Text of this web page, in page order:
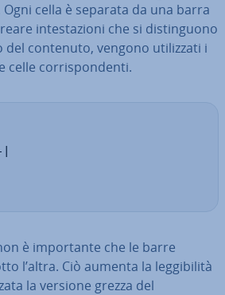
cella è separata da una barra
in­te­sta­zio­ni che si di­stin­guo­no
del contenuto, vengono uti­liz­za­ti i
celle cor­ri­spon­den­ti.
è im­por­tan­te che le barre
l’altra. Ciò aumenta la leg­gi­bi­li­tà
la versione grezza del